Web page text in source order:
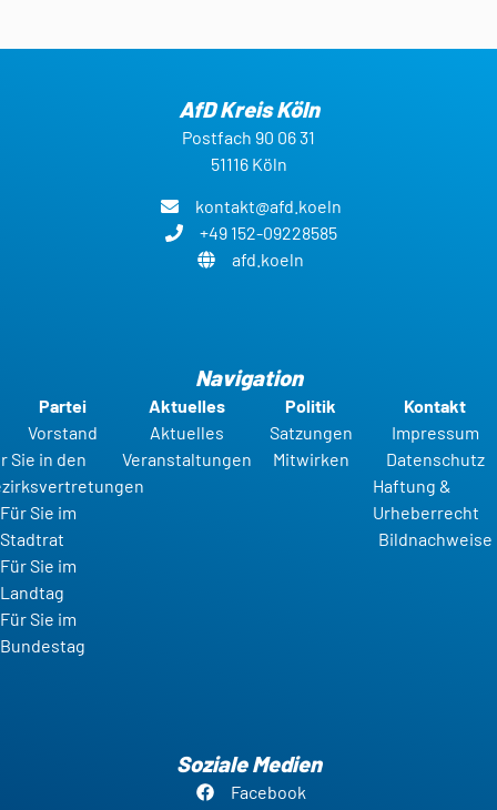
AfD Kreis Köln
Postfach 90 06 31
51116 Köln
kontakt@afd.koeln
+49 152-09228585
afd.koeln
Navigation
Partei
Vorstand
Sie in den
Für Sie im
Stadtrat
Für Sie im
Landtag
Für Sie im
Bundestag
Aktuelles
Aktuelles
Veranstaltungen
Politik
Satzungen
Mitwirken
Kontakt
Impressum
Datenschutz
Haftung &
Urheberrecht
Bildnachweise
Soziale Medien
Facebook